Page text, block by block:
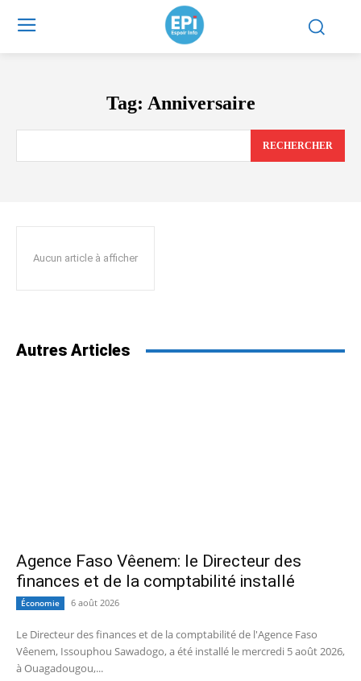
Tag: Anniversaire
RECHERCHER
Aucun article à afficher
Autres Articles
Agence Faso Vêenem: le Directeur des
finances et de la comptabilité installé
Économie 6 août 2026
Le Directeur des finances et de la comptabilité de l'Agence Faso
Vêenem, Issouphou Sawadogo, a été installé le mercredi 5 août 2026,
à Ouagadougou,...